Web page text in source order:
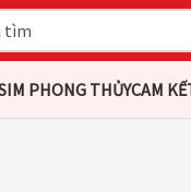
PHONG THỦYCAM